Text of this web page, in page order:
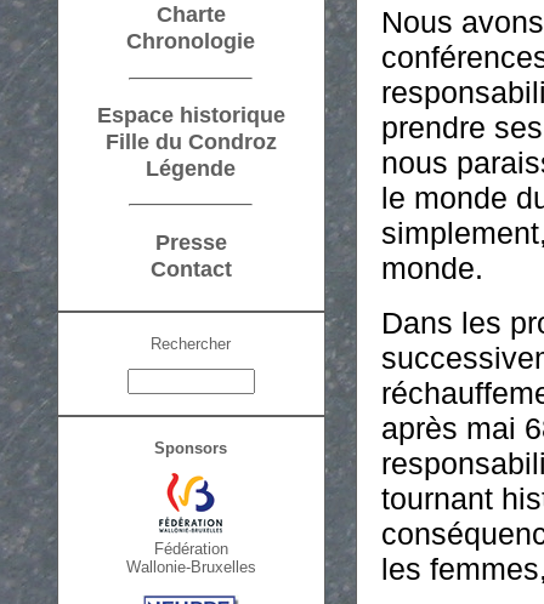
Charte
Chronologie
Espace historique
Fille du Condroz
Légende
Presse
Contact
Rechercher
Sponsors
Fédération
Wallonie-Bruxelles
Nous
prendre
nous
le monde
monde.
Dans les
après mai
tournant
les